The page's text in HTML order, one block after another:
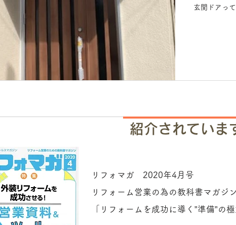
玄関ドアっ
紹介されていま
リフォマガ 2020年4月号
リフォーム営業の為の教科書マガジ
「リフォームを成功に導く”準備”の